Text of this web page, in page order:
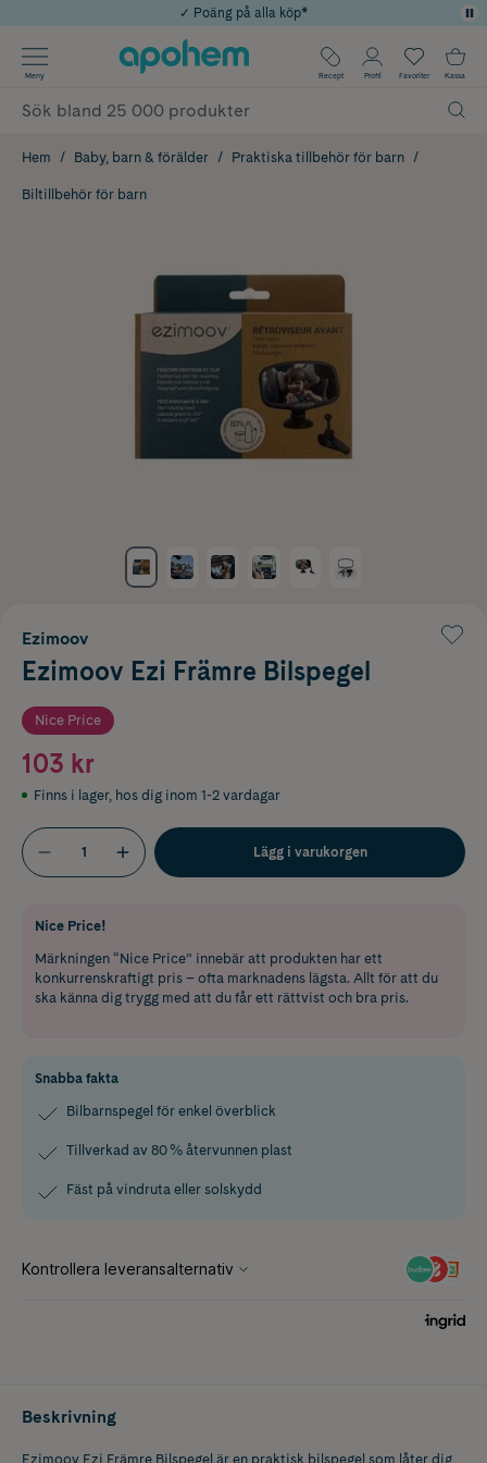
Årets Butik 2025 inom Skönhet
Använd kod: SOMMAR20 för 20% över 649kr
✓ Rådgivning från farmaceuter & hudterapeuter
✓ Poäng på alla köp*
Meny Recept Profil Favoriter Kassa
Hem Baby, barn & förälder Praktiska tillbehör för barn
Biltillbehör för barn
Ezimoov
Ezimoov Ezi Främre Bilspegel
Nice Price
103 kr
Finns i lager, hos dig inom 1-2 vardagar
Lägg i varukorgen
Nice Price!
Märkningen “Nice Price” innebär att produkten har ett
konkurrenskraftigt pris – ofta marknadens lägsta. Allt för att du
ska känna dig trygg med att du får ett rättvist och bra pris.
Snabba fakta
Bilbarnspegel för enkel överblick
Tillverkad av 80 % återvunnen plast
Fäst på vindruta eller solskydd
Beskrivning
Ezimoov Ezi Främre Bilspegel är en praktisk bilspegel som låter dig